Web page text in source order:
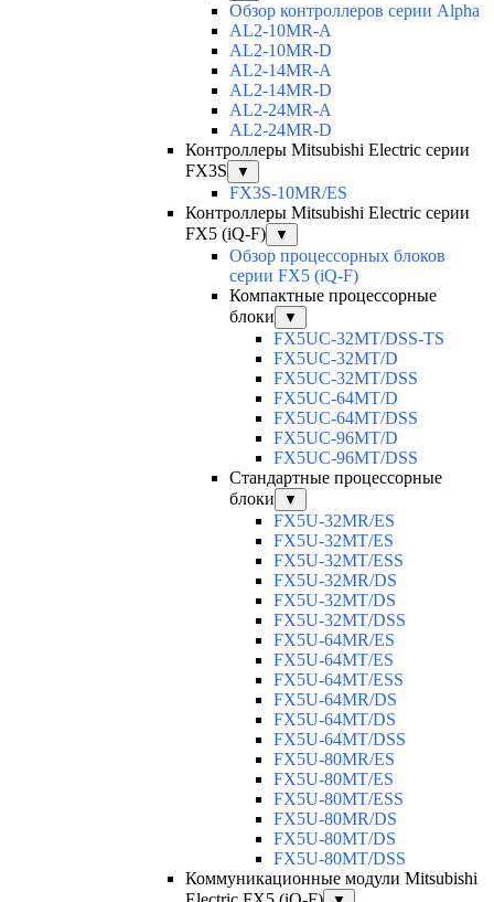
Обзор контроллеров серии Alpha
AL2-10MR-A
AL2-10MR-D
AL2-14MR-A
AL2-14MR-D
AL2-24MR-A
AL2-24MR-D
Контроллеры Mitsubishi Electric серии
FX3S
▼
FX3S-10MR/ES
Контроллеры Mitsubishi Electric серии
FX5 (iQ-F)
▼
Обзор процессорных блоков
серии FX5 (iQ-F)
Компактные процессорные
блоки
▼
FX5UC-32MT/DSS-TS
FX5UC-32MT/D
FX5UC-32MT/DSS
FX5UC-64MT/D
FX5UC-64MT/DSS
FX5UC-96MT/D
FX5UC-96MT/DSS
Стандартные процессорные
блоки
▼
FX5U-32MR/ES
FX5U-32MT/ES
FX5U-32MT/ESS
FX5U-32MR/DS
FX5U-32MT/DS
FX5U-32MT/DSS
FX5U-64MR/ES
FX5U-64MT/ES
FX5U-64MT/ESS
FX5U-64MR/DS
FX5U-64MT/DS
FX5U-64MT/DSS
FX5U-80MR/ES
FX5U-80MT/ES
FX5U-80MT/ESS
FX5U-80MR/DS
FX5U-80MT/DS
FX5U-80MT/DSS
Коммуникационные модули Mitsubishi